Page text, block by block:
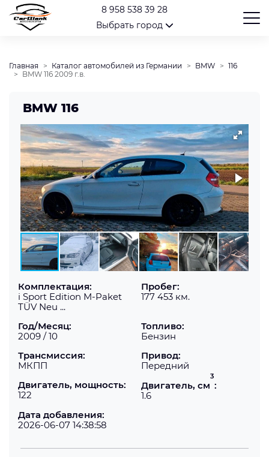
8 958 538 39 28
Выбрать город
Главная Каталог автомобилей из Германии BMW
116
BMW 116 2009 г.в.
BMW 116
Комплектация:
i Sport Edition M-Paket
TÜV Neu ...
Пробег:
177 453 км.
Год/Месяц:
2009 / 10
Топливо:
Бензин
Трансмиссия:
МКПП
Привод:
Передний
Двигатель, мощность:
122
Двигатель, см
3
:
1.6
Дата добавления:
2026-06-07 14:38:58